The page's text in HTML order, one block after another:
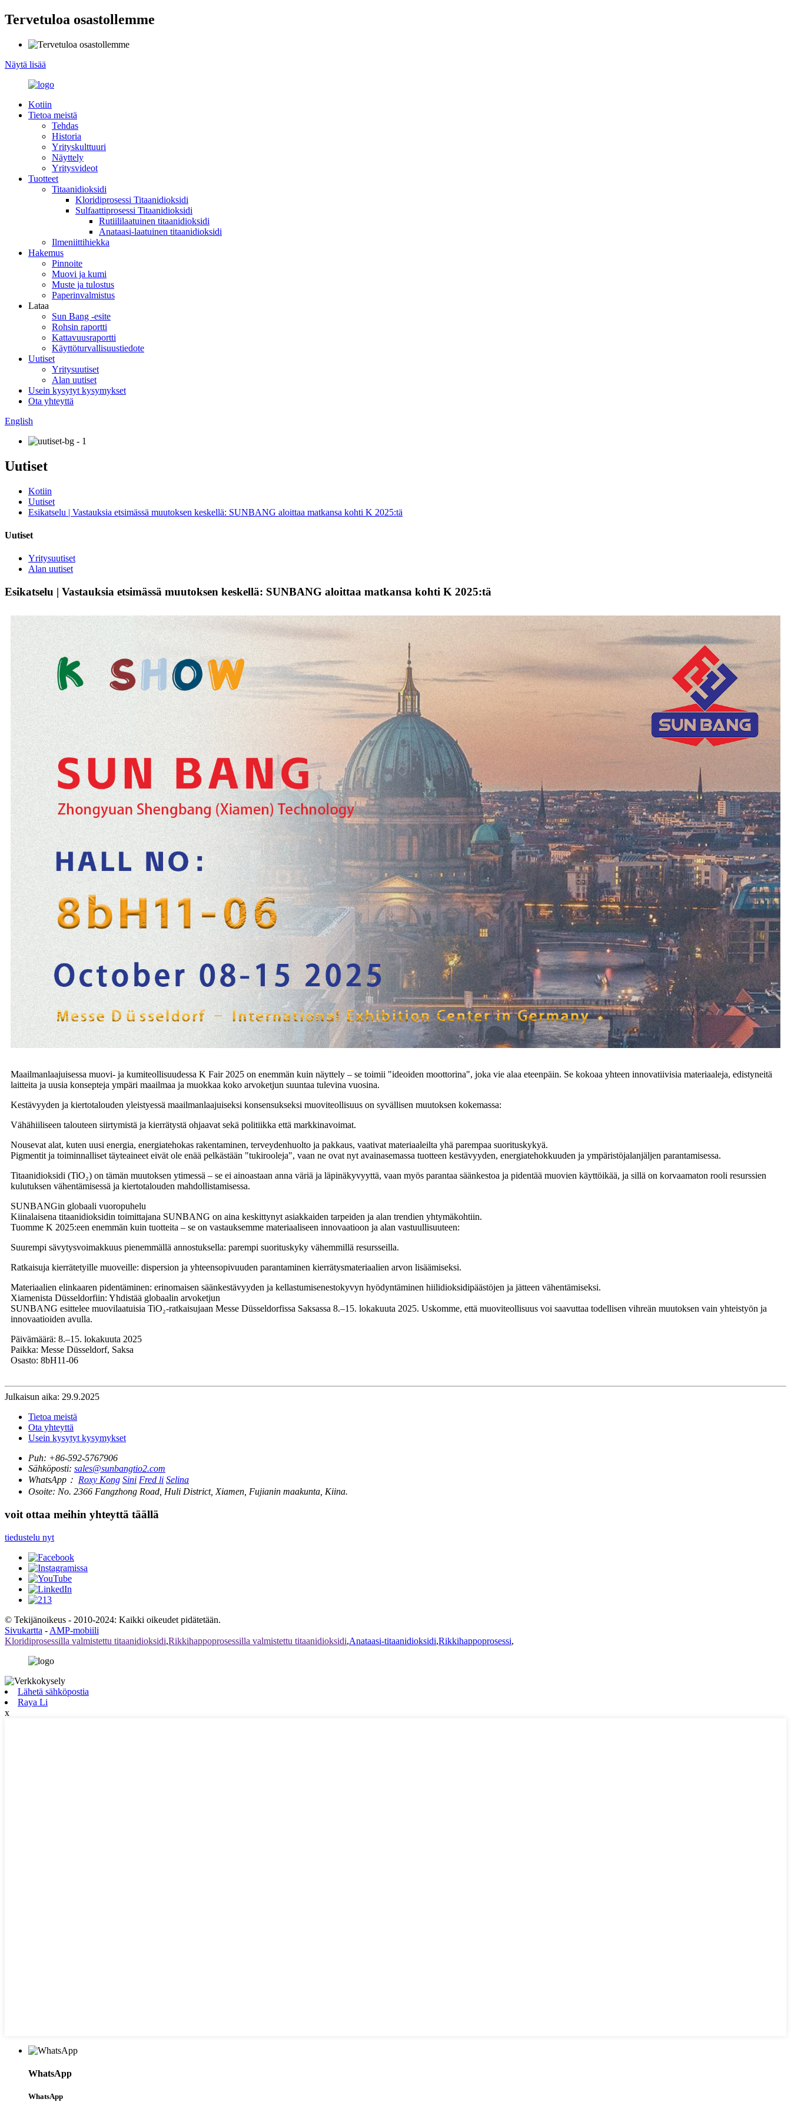
Tervetuloa osastollemme
Näytä lisää
Kotiin
Tietoa meistä
Tehdas
Historia
Yrityskulttuuri
Näyttely
Yritysvideot
Tuotteet
Titaanidioksidi
Kloridiprosessi Titaanidioksidi
Sulfaattiprosessi Titaanidioksidi
Rutiililaatuinen titaanidioksidi
Anataasi-laatuinen titaanidioksidi
Ilmeniittihiekka
Hakemus
Pinnoite
Muovi ja kumi
Muste ja tulostus
Paperinvalmistus
Lataa
Sun Bang -esite
Rohsin raportti
Kattavuusraportti
Käyttöturvallisuustiedote
Uutiset
Yritysuutiset
Alan uutiset
Usein kysytyt kysymykset
Ota yhteyttä
English
Uutiset
Kotiin
Uutiset
Esikatselu | Vastauksia etsimässä muutoksen keskellä: SUNBANG aloittaa matkansa kohti K 2025:tä
Uutiset
Yritysuutiset
Alan uutiset
Esikatselu | Vastauksia etsimässä muutoksen keskellä: SUNBANG aloittaa matkansa kohti K 2025:tä
Maailmanlaajuisessa muovi- ja kumiteollisuudessa K Fair 2025 on enemmän kuin näyttely – se toimii "ideoiden moottorina", joka vie alaa eteenpäin. Se kokoaa yhteen innovatiivisia materiaaleja, edistyneitä
laitteita ja uusia konsepteja ympäri maailmaa ja muokkaa koko arvoketjun suuntaa tulevina vuosina.
Kestävyyden ja kiertotalouden yleistyessä maailmanlaajuiseksi konsensukseksi muoviteollisuus on syvällisen muutoksen kokemassa:
Vähähiiliseen talouteen siirtymistä ja kierrätystä ohjaavat sekä politiikka että markkinavoimat.
Nousevat alat, kuten uusi energia, energiatehokas rakentaminen, terveydenhuolto ja pakkaus, vaativat materiaaleilta yhä parempaa suorituskykyä.
Pigmentit ja toiminnalliset täyteaineet eivät ole enää pelkästään "tukirooleja", vaan ne ovat nyt avainasemassa tuotteen kestävyyden, energiatehokkuuden ja ympäristöjalanjäljen parantamisessa.
Titaanidioksidi (TiO₂) on tämän muutoksen ytimessä – se ei ainoastaan ​​anna väriä ja läpinäkyvyyttä, vaan myös parantaa säänkestoa ja pidentää muovien käyttöikää, ja sillä on korvaamaton rooli resurssien
kulutuksen vähentämisessä ja kiertotalouden mahdollistamisessa.
SUNBANGin globaali vuoropuhelu
Kiinalaisena titaanidioksidin toimittajana SUNBANG on aina keskittynyt asiakkaiden tarpeiden ja alan trendien yhtymäkohtiin.
Tuomme K 2025:een enemmän kuin tuotteita – se on vastauksemme materiaaliseen innovaatioon ja alan vastuullisuuteen:
Suurempi sävytysvoimakkuus pienemmällä annostuksella: parempi suorituskyky vähemmillä resursseilla.
Ratkaisuja kierrätetyille muoveille: dispersion ja yhteensopivuuden parantaminen kierrätysmateriaalien arvon lisäämiseksi.
Materiaalien elinkaaren pidentäminen: erinomaisen säänkestävyyden ja kellastumisenestokyvyn hyödyntäminen hiilidioksidipäästöjen ja jätteen vähentämiseksi.
Xiamenista Düsseldorfiin: Yhdistää globaalin arvoketjun
SUNBANG esittelee muovilaatuisia TiO₂-ratkaisujaan Messe Düsseldorfissa Saksassa 8.–15. lokakuuta 2025. Uskomme, että muoviteollisuus voi saavuttaa todellisen vihreän muutoksen vain yhteistyön ja
innovaatioiden avulla.
Päivämäärä: 8.–15. lokakuuta 2025
Paikka: Messe Düsseldorf, Saksa
Osasto: 8bH11-06
Julkaisun aika: 29.9.2025
Tietoa meistä
Ota yhteyttä
Usein kysytyt kysymykset
Puh: +86-592-5767906
Sähköposti: sales@sunbangtio2.com
WhatsApp： Roxy Kong Sini Fred li Selina
Osoite: No. 2366 Fangzhong Road, Huli District, Xiamen, Fujianin maakunta, Kiina.
voit ottaa meihin yhteyttä täällä
tiedustelu nyt
© Tekijänoikeus - 2010-2024: Kaikki oikeudet pidätetään.
Sivukartta - AMP-mobiili
Kloridiprosessilla valmistettu titaanidioksidi,Rikkihappoprosessilla valmistettu titaanidioksidi,Anataasi-titaanidioksidi,Rikkihappoprosessi,
Lähetä sähköpostia
Raya Li
x
WhatsApp
WhatsApp